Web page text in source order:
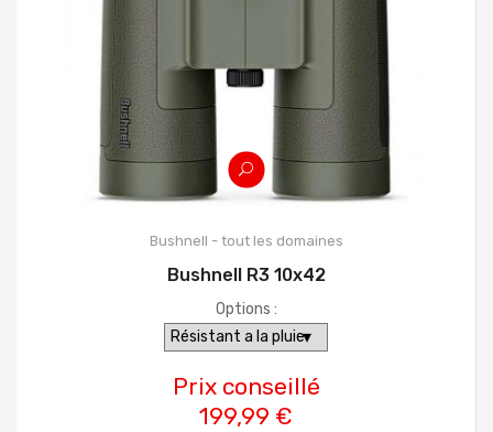
Bushnell - tout les domaines
Bushnell R3 10x42
Options :
Prix conseillé
199,99 €